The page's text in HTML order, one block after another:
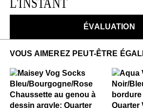
ÉVALUATION
VOUS AIMEREZ PEUT-ÊTRE